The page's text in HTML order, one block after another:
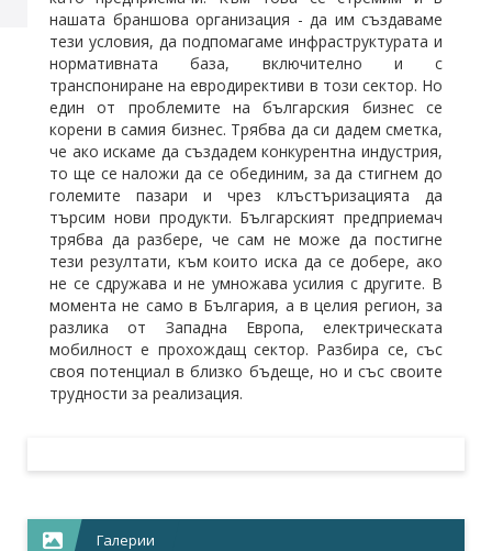
нашата браншова организация - да им създаваме
тези условия, да подпомагаме инфраструктурата и
нормативната база, включително и с
транспониране на евродирективи в този сектор. Но
един от проблемите на българския бизнес се
корени в самия бизнес. Трябва да си дадем сметка,
че ако искаме да създадем конкурентна индустрия,
то ще се наложи да се обединим, за да стигнем до
големите пазари и чрез клъстъризацията да
търсим нови продукти. Българският предприемач
трябва да разбере, че сам не може да постигне
тези резултати, към които иска да се добере, ако
не се сдружава и не умножава усилия с другите. В
момента не само в България, а в целия регион, за
разлика от Западна Европа, електрическата
мобилност е прохождащ сектор. Разбира се, със
своя потенциал в близко бъдеще, но и със своите
трудности за реализация.
Галерии